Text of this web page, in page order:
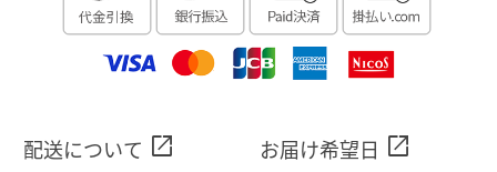
配送について open_in_new お届け希望日 open_in_new